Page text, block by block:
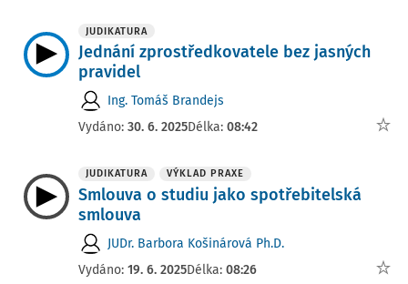
JUDIKATURA
Jednání zprostředkovatele bez jasných
pravidel
Ing. Tomáš Brandejs
Vydáno: 30. 6. 2025Délka: 08:42
JUDIKATURA VÝKLAD PRAXE
Smlouva o studiu jako spotřebitelská
smlouva
JUDr. Barbora Košinárová Ph.D.
Vydáno: 19. 6. 2025Délka: 08:26